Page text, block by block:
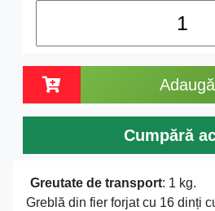
Cumpără
Greutate de transport: 1 kg.
Greblă din fier forjat cu 16 dinți